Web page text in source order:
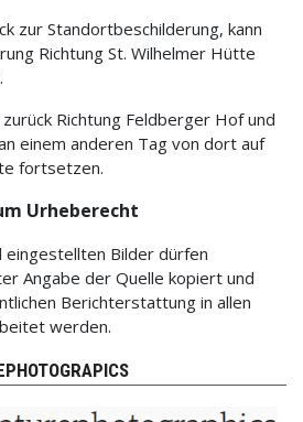
zur Standortbeschilderung, kann
Richtung St. Wilhelmer Hütte
Richtung Feldberger Hof und
einem anderen Tag von dort auf
fortsetzen.
Urheberecht
eingestellten Bilder dürfen
Angabe der Quelle kopiert und
Berichterstattung in allen
werden.